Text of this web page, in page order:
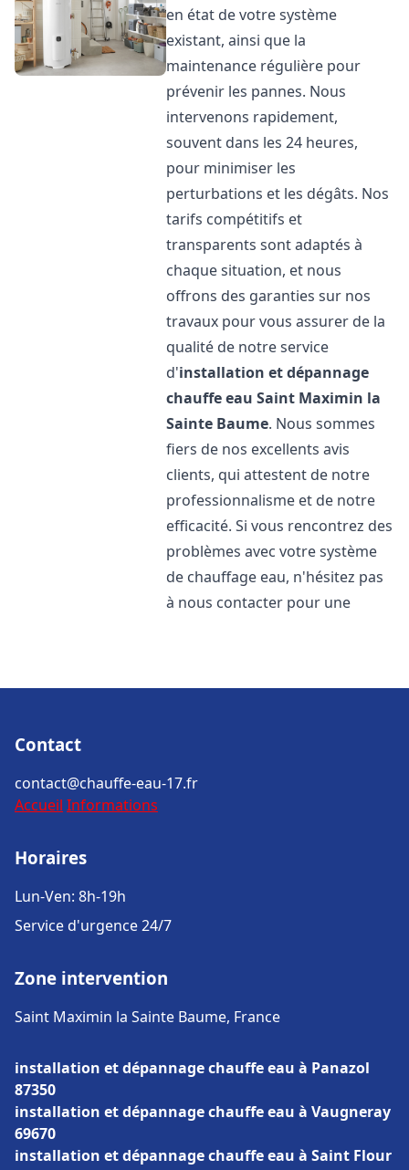
en état de votre système
existant, ainsi que la
maintenance régulière pour
prévenir les pannes. Nous
intervenons rapidement,
souvent dans les 24 heures,
pour minimiser les
perturbations et les dégâts. Nos
tarifs compétitifs et
transparents sont adaptés à
chaque situation, et nous
offrons des garanties sur nos
travaux pour vous assurer de la
qualité de notre service
d'installation et dépannage
chauffe eau Saint Maximin la
Sainte Baume. Nous sommes
fiers de nos excellents avis
clients, qui attestent de notre
professionnalisme et de notre
efficacité. Si vous rencontrez des
problèmes avec votre système
de chauffage eau, n'hésitez pas
à nous contacter pour une
Contact
contact@chauffe-eau-17.fr
Accueil Informations
Horaires
Lun-Ven: 8h-19h
Service d'urgence 24/7
Zone intervention
Saint Maximin la Sainte Baume, France
installation et dépannage chauffe eau à Panazol
87350
installation et dépannage chauffe eau à Vaugneray
69670
installation et dépannage chauffe eau à Saint Flour